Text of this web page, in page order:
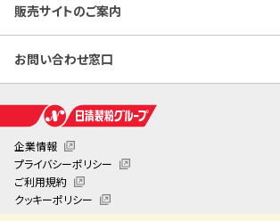
販売サイトのご案内
お問い合わせ窓口
企業情報
プライバシーポリシー
ご利用規約
クッキーポリシー